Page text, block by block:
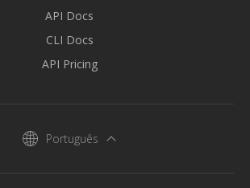
API Docs
CLI Docs
API Pricing
Português